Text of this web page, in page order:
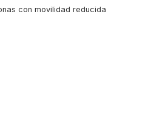
con movilidad reducida